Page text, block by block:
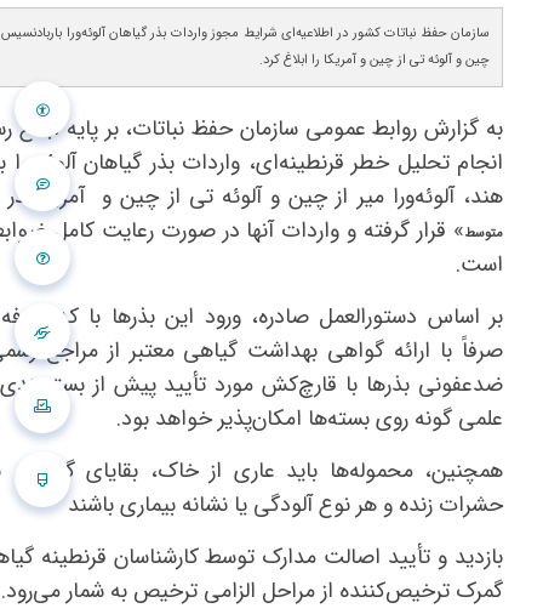
سازمان حفظ نباتات کشور در اطلاعیه‌ای شرایط مجوز واردات بذر گیاهان آلوئه‌ورا باربادنسیس
چین و آلوئه تی از چین و آمریکا را ابلاغ کرد.
به گزارش روابط عمومی سازمان حفظ نباتات، بر پایه
انجام تحلیل خطر قرنطینه‌ای، واردات بذر گیاهان آلوئه‌ورا
هند، آلوئه‌ورا میر از چین و آلوئه تی از چین و آمریکا
متوسط» قرار گرفته و واردات آنها در صورت رعایت کامل
است.
صرفاً با ارائه گواهی بهداشت گیاهی معتبر از مراجع
ضدعفونی بذرها با قارچ‌کش مورد تأیید پیش از
علمی گونه روی بسته‌ها امکان‌پذیر خواهد بود.
همچنین، محموله‌ها باید عاری از خاک، بقایای
حشرات زنده و هر نوع آلودگی یا نشانه بیماری باشند
بازدید و تأیید اصالت مدارک توسط کارشناسان قرنطینه
گمرک ترخیص‌کننده از مراحل الزامی ترخیص به شمار می‌رود.